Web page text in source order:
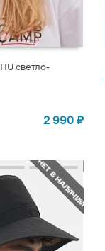
светло-
2 990 ₽
НЕТ В НАЛИЧИИ